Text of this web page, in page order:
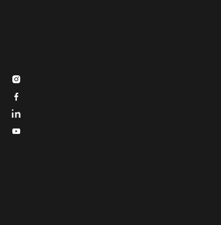


